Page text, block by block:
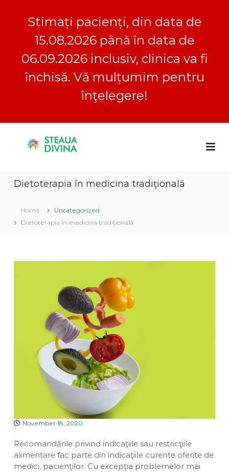
Stimați pacienți, din data de
15.08.2026 până în data de
06.09.2026 inclusiv, clinica va fi
închisă. Vă mulțumim pentru
înţelegere!
u
D
i
n
c
t
e
i
n
a
Dietoterapia în medicina tradiţională
Home
Uncategorized
Dietoterapia în medicina tradiţională
November 18, 2020
Recomandările privind indicaţiile sau restricţiile
alimentare fac parte din indicaţiile curente oferite de
medici, pacienţilor. Cu excepţia problemelor mai